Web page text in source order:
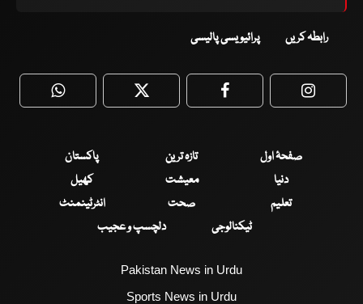
رابطہ کریں پرائیویسی پالیسی
WhatsApp Twitter Facebook
صفحۂ اول تازہ ترین
پاکستان
دنیا
معیشت
کھیل
تعلیم
صحت
انٹرٹینمنٹ
ٹیکنالوجی
دلچسپ و عجیب
Pakistan News in Urdu
Sports News in Urdu